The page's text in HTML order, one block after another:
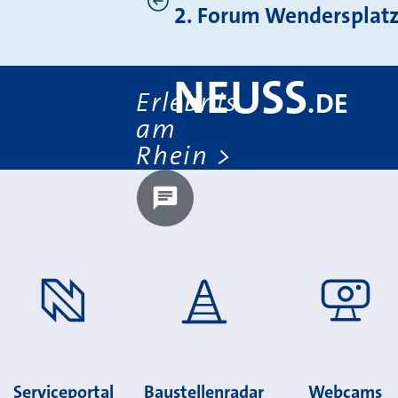
Weitere News2. Forum Wendersplatz
Erlebnis
am
Rhein
NEUSS.DE
Chatbot laden?
Serviceportal Baustellenradar Webcams